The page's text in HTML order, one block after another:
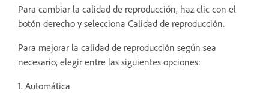
Para cambiar la calidad de reproducción, haz clic con el
botón derecho y selecciona Calidad de reproducción.
Para mejorar la calidad de reproducción según sea
necesario, elegir entre las siguientes opciones:
1. Automática